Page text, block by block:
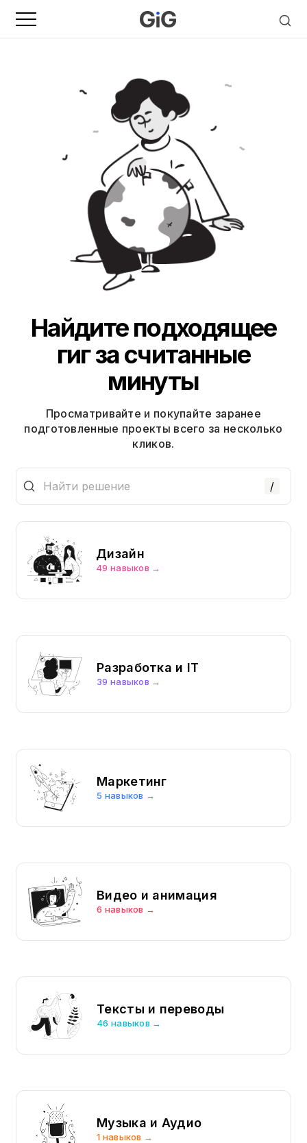
Найдите подходящее
гиг за считанные
минуты
Просматривайте и покупайте заранее
подготовленные проекты всего за несколько
кликов.
/
Дизайн
49 навыков →
Разработка и IT
39 навыков →
Маркетинг
5 навыков →
Видео и анимация
6 навыков →
Тексты и переводы
46 навыков →
Музыка и Аудио
1 навыков →